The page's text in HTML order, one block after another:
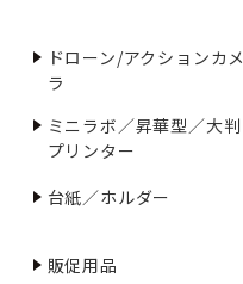
ドローン/アクションカメ
ラ
ミニラボ／昇華型／大判
プリンター
台紙／ホルダー
販促用品